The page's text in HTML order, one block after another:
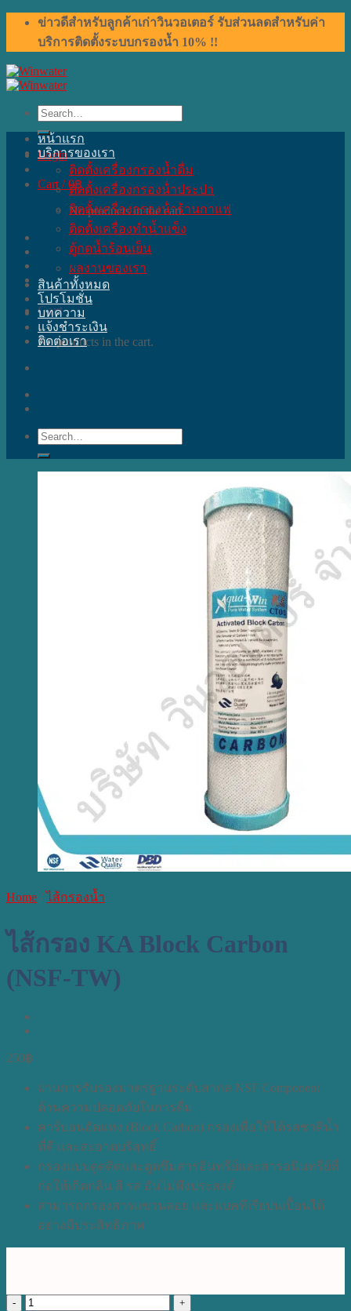
Skip
content
ข่าวดีสำหรับลูกค้าเก่าวินวอเตอร์ รับส่วนลดสำหรับค่า
บริการติดตั้งระบบกรองน้ำ 10% !!
Search
for:
Login
Cart /0฿
No products in the cart.
Cart
No products in the cart.
หน้าแรก
บริการของเรา
ติดตั้งเครื่องกรองน้ำดื่ม
ติดตั้งเครื่องกรองน้ําประปา
ติดตั้งเครื่องกรองน้ําร้านกาแฟ
ติดตั้งเครื่องทำน้ำแข็ง
ตู้กดน้ำร้อนเย็น
ผลงานของเรา
สินค้าทั้งหมด
โปรโมชั่น
บทความ
แจ้งชำระเงิน
ติดต่อเรา
Search
for:
Home / ไส้กรองน้ำ
ไส้กรอง KA Block Carbon
(NSF-TW)
250฿
ผ่านการรับรองมาตรฐานระดับสากล NSF Component
ด้านความปลอดภัยในการดื่ม
คาร์บอนอัดแท่ง (Block Carbon) กรองเพื่อให้ได้รสชาติน้ำ
ที่ดี และสะอาดบริสุทธิ์
กรองแบบดูดติดและดูดซึมสารอินทรีย์และสารอนินทรีย์ที่
ก่อให้เกิดกลิ่น สี รส อันไม่พึงประสงค์
สามารถกรองสารแขวนลอย และแบคทีเรียปนเปื้อนได้
อย่างมีประสิทธิภาพ
ไส้